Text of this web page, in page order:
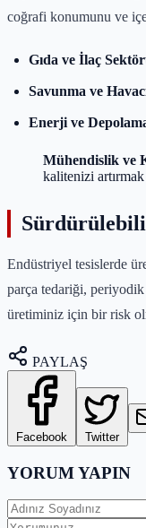
coğrafi konumunu ve
Gıda ve İlaç
Savunma ve
Enerji ve
Mühendislik ve
kalitenizi
Endüstriyel tesislerde
parça tedariği, periyodik
üretiminiz için bir risk
PAYLAŞ
Facebook Twitter
YORUM YAPIN